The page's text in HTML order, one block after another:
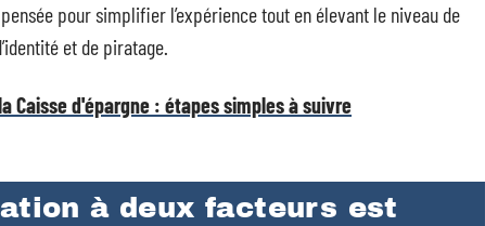
pour simplifier l’expérience tout en élevant le niveau de
et de piratage.
Caisse d'épargne : étapes simples à suivre
à deux facteurs est